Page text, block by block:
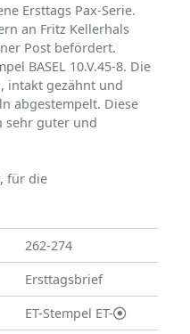
Ersttags Pax-Serie.
an Fritz Kellerhals
Post befördert.
BASEL 10.V.45-8. Die
intakt gezähnt und
abgestempelt. Diese
sehr guter und
für die
262-274
Ersttagsbrief
ET-Stempel ET-